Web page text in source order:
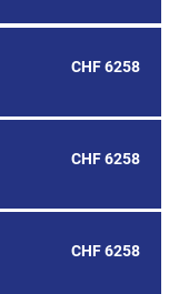
CHF 6258
CHF 6258
CHF 6258